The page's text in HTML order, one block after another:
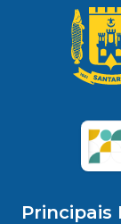
Principais